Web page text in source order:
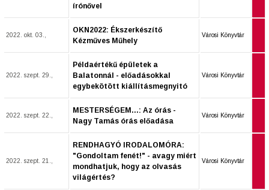
írónővel
2022. okt. 03.,
OKN2022: Ékszerkészítő
Kézműves Műhely
Városi Könyvtár
2022. szept. 29.,
Példaértékű épületek a
Balatonnál - előadásokkal
egybekötött kiállításmegnyitó
Városi Könyvtár
2022. szept. 22.,
MESTERSÉGEM...: Az órás -
Nagy Tamás órás előadása
Városi Könyvtár
2022. szept. 21.,
RENDHAGYÓ IRODALOMÓRA:
"Gondoltam fenét!" - avagy miért
mondhatjuk, hogy az olvasás
világértés?
Városi Könyvtár